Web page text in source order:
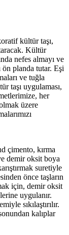
kültür taşı,
Kültür
nefes almayı ve
ön planda tutar. Eşi
ve tuğla
taşı uygulaması,
her
üzere
çimento, kırma
demir oksit boya
suretiyle
önce taşların
için, demir oksit
uygulanır.
sıkılaştırılır.
kalıplar